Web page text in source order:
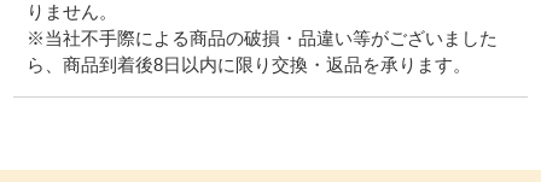
りません。
※当社不手際による商品の破損・品違い等がございました
ら、商品到着後8日以内に限り交換・返品を承ります。